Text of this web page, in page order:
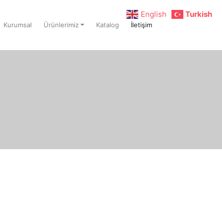
Kurumsal Ürünlerimiz Katalog İletişim
English Turkish